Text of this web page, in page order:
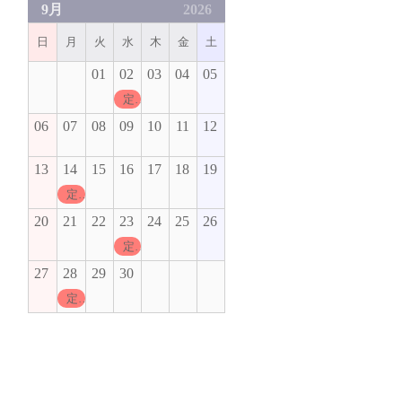
9月 2026
日 月 火 水 木 金 土
01 02
定休日
03 04 05
06 07 08 09 10 11 12
13 14
定休日
15 16 17 18 19
20 21 22 23
定休日
24 25 26
27 28
定休日
29 30